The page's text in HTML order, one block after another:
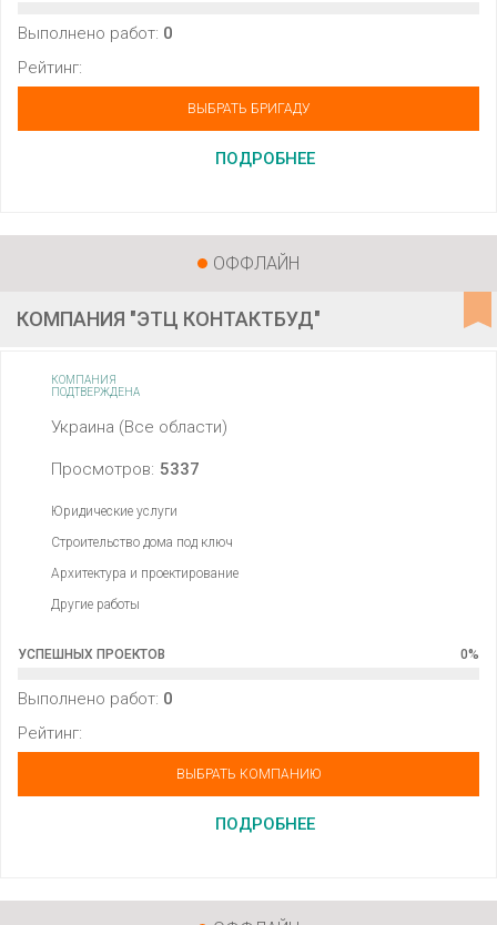
Выполнено работ: 0
Рейтинг:
ВЫБРАТЬ БРИГАДУ
ПОДРОБНЕЕ
ОФФЛАЙН
КОМПАНИЯ "ЭТЦ КОНТАКТБУД"
КОМПАНИЯ
ПОДТВЕРЖДЕНА
Украина (Все области)
Просмотров: 5337
Юридические услуги
Строительство дома под ключ
Архитектура и проектирование
Другие работы
УСПЕШНЫХ ПРОЕКТОВ 0%
Выполнено работ: 0
Рейтинг:
ВЫБРАТЬ КОМПАНИЮ
ПОДРОБНЕЕ